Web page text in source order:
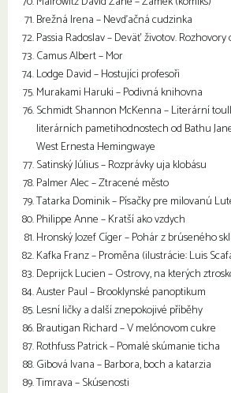
Brežná Irena – Nevďačná cudzinka
Passia Radoslav – Deväť životov.
Camus Albert – Mor
Lodge David – Hostujíci profesoři
Murakami Haruki – Podivná knihovna
Schmidt Shannon McKenna – Literární
literárních pametihodnostech od Bathu
West Ernesta Hemingwaye
Satinský Július – Rozprávky uja klobásu
Palmer Alec – Ztracené město
Tatarka Dominik – Písačky pre milovanú
Philippe Anne – Kratší ako vzdych
Hronský Jozef Cíger – Pohár z brúseného
Kafka Franz – Proměna (ilustrácie: Luis
Deprijck Lucien – Ostrovy, na kterých
Auster Paul – Brooklynské panoptikum
Lesní ličky a další znepokojivé příběhy
Brautigan Richard – V melónovom cukre
Rothfuss Patrick – Pomalé skúmanie ticha
Gibová Ivana – Barbora, boch a katarzia
Timrava – Skúsenosti